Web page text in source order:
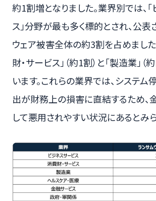
約1割増となりました。業界別では、
ス」分野が最も多く標的とされ、公表
ウェア被害全体の約3割を占めました
財・サービス」（約1割）と「製造業」（
います。これらの業界では、システム
出が財務上の損害に直結するため、
して悪用されやすい状況にあるとみ